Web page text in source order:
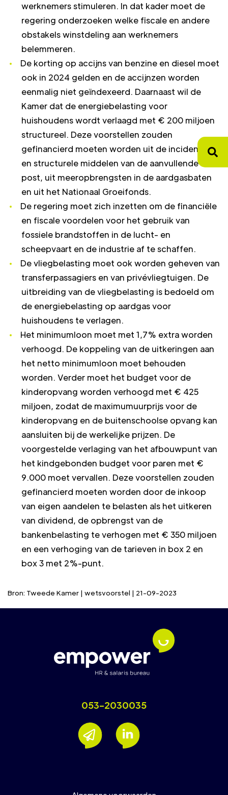
werknemers stimuleren. In dat kader moet de
regering onderzoeken welke fiscale en andere
obstakels winstdeling aan werknemers
belemmeren.
De korting op accijns van benzine en diesel moet
ook in 2024 gelden en de accijnzen worden
eenmalig niet geïndexeerd. Daarnaast wil de
Kamer dat de energiebelasting voor
huishoudens wordt verlaagd met € 200 miljoen
structureel. Deze voorstellen zouden
gefinancierd moeten worden uit de incidentele
en structurele middelen van de aanvullende
post, uit meeropbrengsten in de aardgasbaten
en uit het Nationaal Groeifonds.
De regering moet zich inzetten om de financiële
en fiscale voordelen voor het gebruik van
fossiele brandstoffen in de lucht- en
scheepvaart en de industrie af te schaffen.
De vliegbelasting moet ook worden geheven van
transferpassagiers en van privévliegtuigen. De
uitbreiding van de vliegbelasting is bedoeld om
de energiebelasting op aardgas voor
huishoudens te verlagen.
Het minimumloon moet met 1,7% extra worden
verhoogd. De koppeling van de uitkeringen aan
het netto minimumloon moet behouden
worden. Verder moet het budget voor de
kinderopvang worden verhoogd met € 425
miljoen, zodat de maximumuurprijs voor de
kinderopvang en de buitenschoolse opvang kan
aansluiten bij de werkelijke prijzen. De
voorgestelde verlaging van het afbouwpunt van
het kindgebonden budget voor paren met €
9.000 moet vervallen. Deze voorstellen zouden
gefinancierd moeten worden door de inkoop
van eigen aandelen te belasten als het uitkeren
van dividend, de opbrengst van de
bankenbelasting te verhogen met € 350 miljoen
en een verhoging van de tarieven in box 2 en
box 3 met 2%-punt.
Bron: Tweede Kamer | wetsvoorstel | 21-09-2023
053-2030035